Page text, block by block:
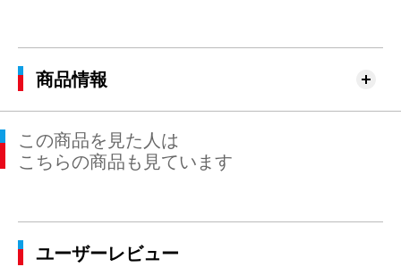
商品情報
この商品を見た人は
こちらの商品も見ています
ユーザーレビュー